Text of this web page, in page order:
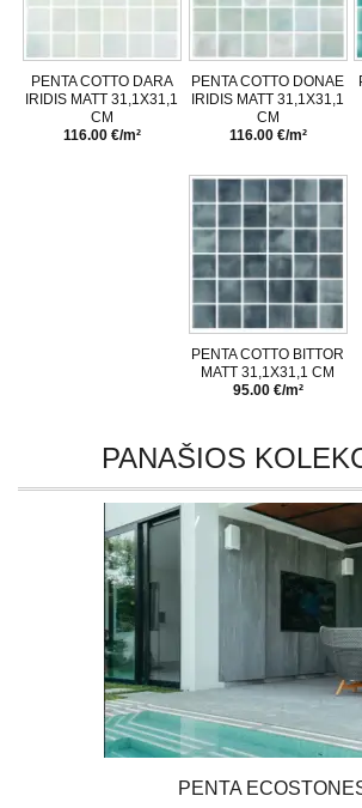
PENTA COTTO DARA
IRIDIS MATT 31,1X31,1
CM
116.00 €/m²
PENTA COTTO DONAE
IRIDIS MATT 31,1X31,1
CM
116.00 €/m²
PENTA COTTO BITTOR
MATT 31,1X31,1 CM
95.00 €/m²
PANAŠIOS
PENTA